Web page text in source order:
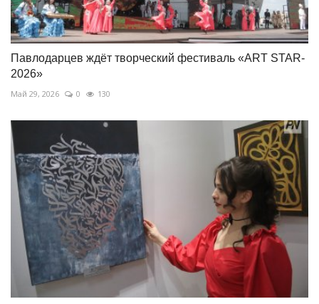
Павлодарцев ждёт творческий фестиваль «ART STAR-
2026»
Май 29, 2026 0 130